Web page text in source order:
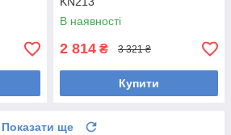
В наявності
2 814 ₴ 3 321 ₴
Купити
Показати ще